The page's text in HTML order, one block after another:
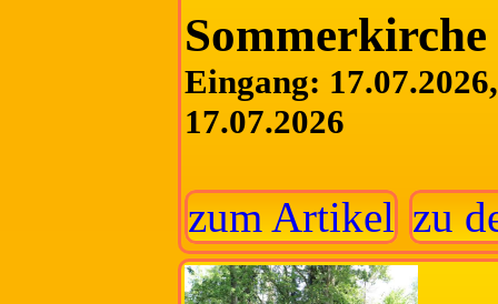
Eingang:
17.07.2026
zum Artikel zu